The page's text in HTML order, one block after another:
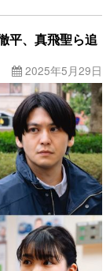
平、真飛聖ら追
2025年5月29日